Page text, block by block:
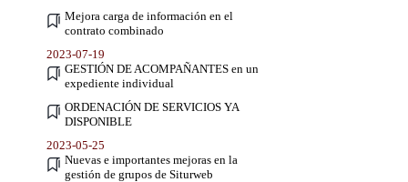
Mejora carga de información en el
contrato combinado
2023-07-19
GESTIÓN DE ACOMPAÑANTES en un
expediente individual
ORDENACIÓN DE SERVICIOS YA
DISPONIBLE
2023-05-25
Nuevas e importantes mejoras en la
gestión de grupos de Siturweb